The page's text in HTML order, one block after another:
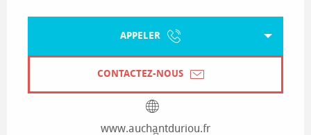
APPELER
CONTACTEZ-NOUS
www.auchantduriou.fr